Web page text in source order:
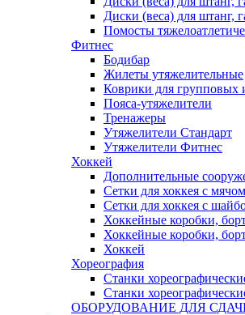
Диски (веса) для штанг,
Помосты
Фитнес
Бодибар
Жилеты утяжелительные
Коврики для групповых
Пояса-утяжелители
Тренажеры
Утяжелители Стандарт
Утяжелители Фитнес
Хоккей
Дополнительные
Сетки для хоккея с мячом
Сетки для хоккея с
Хоккейные коробки,
Хоккейные коробки,
Хоккей
Хореография
Станки
Станки
ОБОРУДОВАНИЕ ДЛЯ